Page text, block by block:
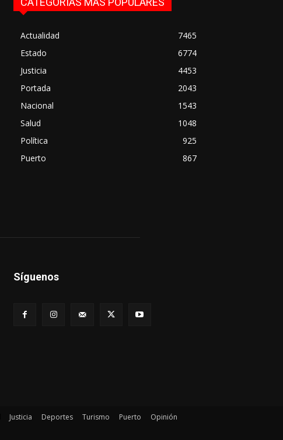
Actualidad
7465
Estado
6774
Justicia
4453
Portada
2043
Nacional
1543
Salud
1048
Política
925
Puerto
867
Síguenos
Justicia Deportes Turismo Puerto
Opinión